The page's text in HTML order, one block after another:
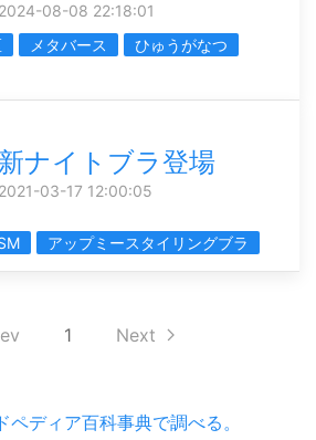
2024-08-08 22:18:01
メタバース
ひゅうがなつ
新ナイトブラ登場
2021-03-17 12:00:05
アップミースタイリングブラ
1 Next
ディア百科事典で調べる。